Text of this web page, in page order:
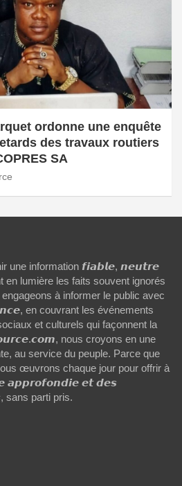
ordonne une enquête
des travaux routiers
SA
une information 𝙛𝙞𝙖𝙗𝙡𝙚, 𝙣𝙚𝙪𝙩𝙧𝙚
lumière les faits souvent ignorés
à informer le public avec
en couvrant les événements
et culturels qui façonnent la
nous croyons en une
au service du peuple. Parce que
œuvrons chaque jour pour offrir à
𝙖𝙥𝙥𝙧𝙤𝙛𝙤𝙣𝙙𝙞𝙚 𝙚𝙩 𝙙𝙚𝙨
parti pris.